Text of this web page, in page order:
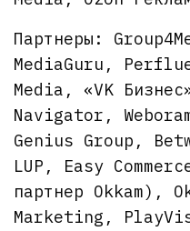
Партнеры:
MediaGuru,
Media, «VK
Navigator,
Genius Group,
LUP, Easy
партнер Okkam),
Marketing,